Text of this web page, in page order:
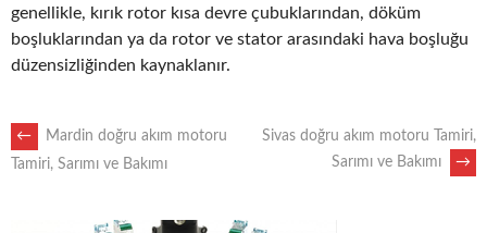
genellikle, kırık rotor kısa devre çubuklarından, döküm
boşluklarından ya da rotor ve stator arasındaki hava boşluğu
düzensizliğinden kaynaklanır.
POST
NAVIGATION
←
Mardin doğru akım motoru
Tamiri, Sarımı ve Bakımı
Sivas doğru akım motoru Tamiri,
Sarımı ve Bakımı
→